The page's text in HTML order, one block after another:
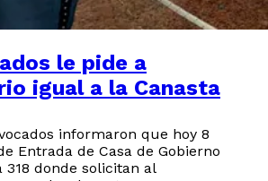
le pide a
igual a la Canasta
informaron que hoy 8
Entrada de Casa de Gobierno
donde solicitan al